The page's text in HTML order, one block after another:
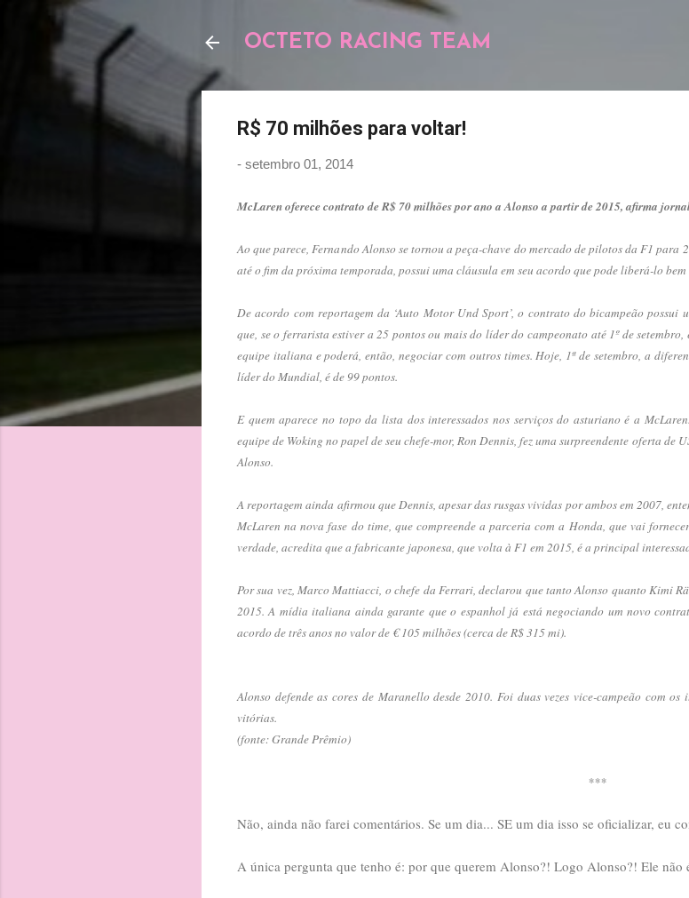
OCTETO RACING TEAM
R$ 70 milhões para voltar!
- setembro 01, 2014
McLaren oferece contrato de R$ 70 milhões por ano a Alonso a partir de 2015, afirma
Ao que parece, Fernando Alonso se tornou a peça-chave do mercado de pilotos da F1
até o fim da próxima temporada, possui uma cláusula em seu acordo que pode liberá-lo bem
De acordo com reportagem da ‘Auto Motor Und Sport’, o contrato do bicampeão
que, se o ferrarista estiver a 25 pontos ou mais do líder do campeonato até 1º de
equipe italiana e poderá, então, negociar com outros times. Hoje, 1ª de setembro, a
líder do Mundial, é de 99 pontos.
E quem aparece no topo da lista dos interessados nos serviços do asturiano é a
equipe de Woking no papel de seu chefe-mor, Ron Dennis, fez uma surpreendente oferta de
Alonso.
A reportagem ainda afirmou que Dennis, apesar das rusgas vividas por ambos em 2007,
McLaren na nova fase do time, que compreende a parceria com a Honda, que vai
verdade, acredita que a fabricante japonesa, que volta à F1 em 2015, é a principal
Por sua vez, Marco Mattiacci, o chefe da Ferrari, declarou que tanto Alonso quanto Kimi
2015. A mídia italiana ainda garante que o espanhol já está negociando um novo
acordo de três anos no valor de € 105 milhões (cerca de R$ 315 mi).
Alonso defende as cores de Maranello desde 2010. Foi duas vezes vice-campeão com
vitórias.
(fonte: Grande Prêmio)
***
Não, ainda não farei comentários. Se um dia... SE um dia isso se oficializar, eu
A única pergunta que tenho é: por que querem Alonso?! Logo Alonso?! Ele não